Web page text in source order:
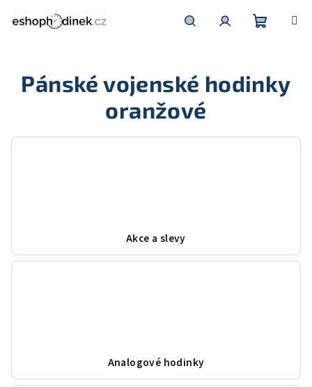
košík
Pánské vojenské hodinky
oranžové
Akce a slevy
Analogové hodinky